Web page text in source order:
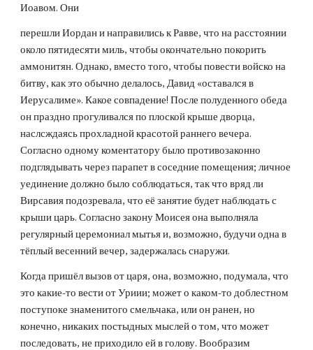
Иоавом. Они
перешли Иордан и направились к Равве, что на расстоянии
около пятидесяти миль, чтобы окончательно покорить
аммонитян. Однако, вместо того, чтобы повести войско на
битву, как это обычно делалось, Давид «оставался в
Иерусалиме». Какое совпадение! После полуденного обеда
он праздно прогуливался по плоской крыше дворца,
наслсждаясь прохладной красотой раннего вечера.
Согласно одному коментатору было противозаконно
подглядывать через парапет в соседние помещения; личное
уединение должно было соблюдаться, так что вряд ли
Вирсавия подозревала, что её занятие будет наблюдать с
крыши царь. Согласно закону Моисея она выполняла
регулярный церемониал мытья и, возможно, будучи одна в
тёплый весенний вечер, задержалась снаружи.
Когда пришёл вызов от царя, она, возможно, подумала, что
это какие-то вести от Уриии; может о каком-то доблестном
поступоке знаменитого смельчака, или он ранен, но
конечно, никаких постыдных мыслей о том, что может
последовать, не приходило ей в голову. Вообразим